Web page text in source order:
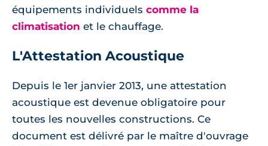
équipements individuels comme la
climatisation et le chauffage.
L'Attestation Acoustique
Depuis le 1er janvier 2013, une attestation
acoustique est devenue obligatoire pour
toutes les nouvelles constructions. Ce
document est délivré par le maître d'ouvrage